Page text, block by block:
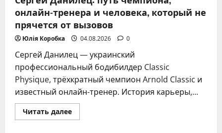
онлайн-тренера и человека, который не
прячется от вызовов
Юлія Коробка 04.08.2026 0
Сергей Данилец — украинский
профессиональный бодибилдер Classic
Physique, трёхкратный чемпион Arnold Classic и
известный онлайн-тренер. История карьеры,...
Читать далееПрочитать
больше